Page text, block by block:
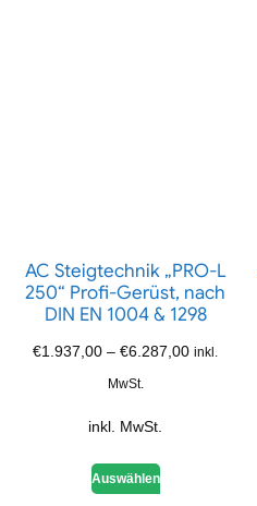
AC Steigtechnik „PRO-L
250“ Profi-Gerüst, nach
DIN EN 1004 & 1298
€1.937,00 –€6.287,00 inkl.
MwSt.
inkl. MwSt.
Auswählen